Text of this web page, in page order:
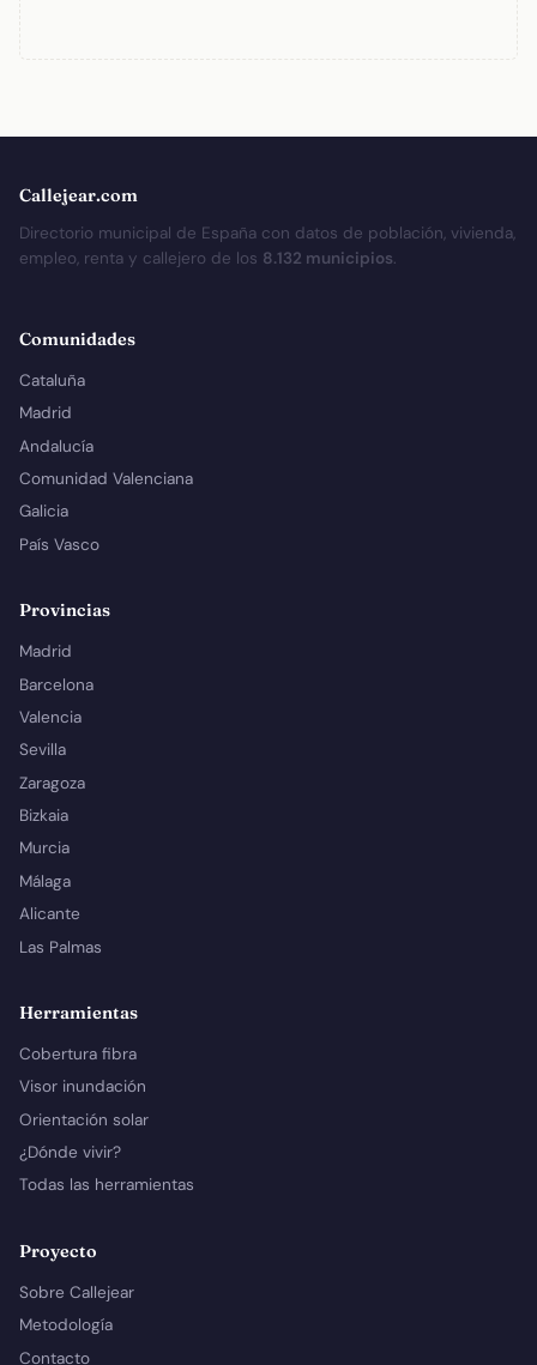
Callejear.com
Directorio municipal de España con datos de población, vivienda,
empleo, renta y callejero de los 8.132 municipios.
Comunidades
Cataluña
Madrid
Andalucía
Comunidad Valenciana
Galicia
País Vasco
Provincias
Madrid
Barcelona
Valencia
Sevilla
Zaragoza
Bizkaia
Murcia
Málaga
Alicante
Las Palmas
Herramientas
Cobertura fibra
Visor inundación
Orientación solar
¿Dónde vivir?
Todas las herramientas
Proyecto
Sobre Callejear
Metodología
Contacto